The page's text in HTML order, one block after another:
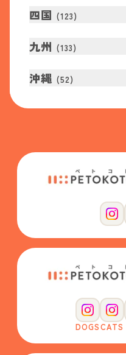
四国 (123)
九州 (133)
沖縄 (52)
DOGSCATS